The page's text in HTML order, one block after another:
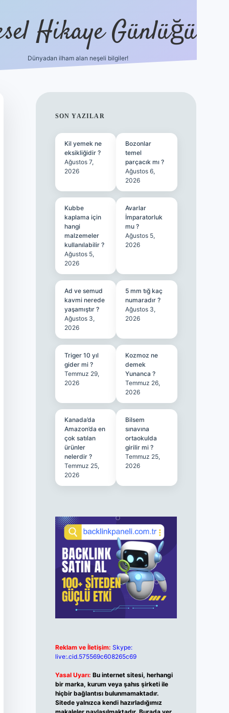
Hikaye Günlüğü
Dünyadan ilham alan neşeli bilgiler!
SIDEBAR
SON YAZILAR
Kil yemek ne
eksikliğidir ?
Ağustos 7,
2026
Bozonlar
temel
parçacık mı ?
Ağustos 6,
2026
Kubbe
kaplama için
hangi
malzemeler
kullanılabilir ?
Ağustos 5,
2026
Avarlar
İmparatorluk
mu ?
Ağustos 5,
2026
Ad ve semud
kavmi nerede
yaşamıştır ?
Ağustos 3,
2026
5 mm tığ kaç
numaradır ?
Ağustos 3,
2026
Triger 10 yıl
gider mi ?
Temmuz 29,
2026
Kozmoz ne
demek
Yunanca ?
Temmuz 26,
2026
Kanada’da
Amazon’da en
çok satılan
ürünler
nelerdir ?
Temmuz 25,
2026
Bilsem
sınavına
ortaokulda
girilir mi ?
Temmuz 25,
2026
Reklam ve İletişim: Skype:
live:.cid.575569c608265c69
Yasal Uyarı: Bu internet sitesi, herhangi
bir marka, kurum veya şahıs şirketi ile
hiçbir bağlantısı bulunmamaktadır.
Sitede yalnızca kendi hazırladığımız
betexper güvenilir mi